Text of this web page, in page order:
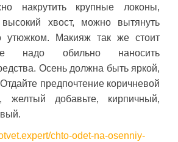
накрутить крупные локоны,
хвост, можно вытянуть
утюжком. Макияж так же стоит
надо обильно наносить
Осень должна быть яркой,
предпочтение коричневой
желтый добавьте, кирпичный,
chto-odet-na-osenniy-